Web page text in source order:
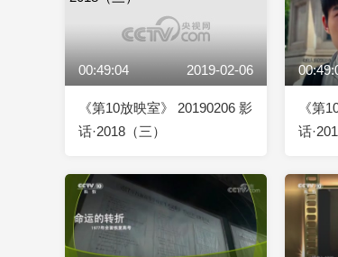
00:49:04 2019-02-06
《第10放映室》 20190206 影
话·2018（三）
《第
话